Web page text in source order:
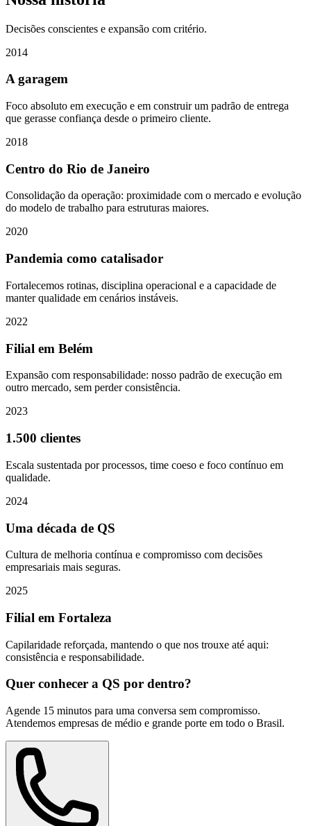
Decisões conscientes e expansão com critério.
2014
A garagem
Foco absoluto em execução e em construir um padrão de entrega
que gerasse confiança desde o primeiro cliente.
2018
Centro do Rio de Janeiro
Consolidação da operação: proximidade com o mercado e evolução
do modelo de trabalho para estruturas maiores.
2020
Pandemia como catalisador
Fortalecemos rotinas, disciplina operacional e a capacidade de
manter qualidade em cenários instáveis.
2022
Filial em Belém
Expansão com responsabilidade: nosso padrão de execução em
outro mercado, sem perder consistência.
2023
1.500 clientes
Escala sustentada por processos, time coeso e foco contínuo em
qualidade.
2024
Uma década de QS
Cultura de melhoria contínua e compromisso com decisões
empresariais mais seguras.
2025
Filial em Fortaleza
Capilaridade reforçada, mantendo o que nos trouxe até aqui:
consistência e responsabilidade.
Quer conhecer a QS por dentro?
Agende 15 minutos para uma conversa sem compromisso.
Atendemos empresas de médio e grande porte em todo o Brasil.